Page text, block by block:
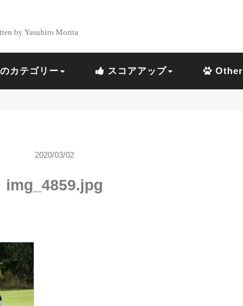
by Yasuhiro Morita
カテゴリー スコアアップ Other
2020/03/02
img_4859.jpg